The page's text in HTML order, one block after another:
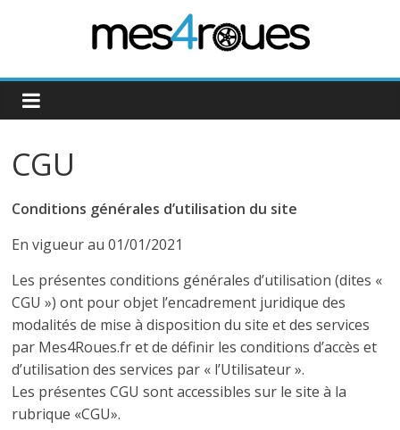
Mes4Roues
CGU
Conditions générales d’utilisation du site
En vigueur au 01/01/2021
Les présentes conditions générales d’utilisation (dites «
CGU ») ont pour objet l’encadrement juridique des
modalités de mise à disposition du site et des services
par Mes4Roues.fr et de définir les conditions d’accès et
d’utilisation des services par « l’Utilisateur ».
Les présentes CGU sont accessibles sur le site à la
rubrique «CGU».